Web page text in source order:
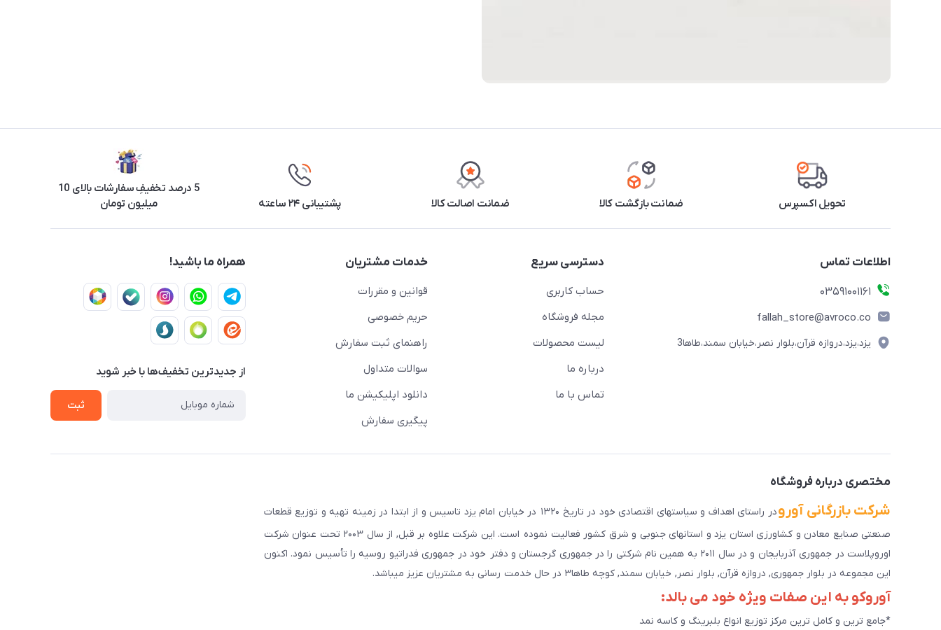
تحویل اکسپرس ضمانت بازگشت کالا ضمانت اصالت کالا پشتیبانی ۲۴ ساعته
5 درصد تخفیفِ سفارشات بالای 10
میلیون تومان
اطلاعات تماس
03591001161
fallah_store@avroco.co
یزد،یزد،دروازه قرآن،بلوار نصر،خیابان سمند،طاها3
دسترسی سریع
حساب کاربری
مجله فروشگاه
لیست محصولات
درباره ما
تماس با ما
خدمات مشتریان
قوانین و مقررات
حریم خصوصی
راهنمای ثبت سفارش
سوالات متداول
دانلود اپلیکیشن ما
پیگیری سفارش
همراه ما باشید!
از جدید‌ترین تخفیف‌ها با‌ خبر شوید
ثبت
مختصری درباره فروشگاه
شرکت بازرگانی آورو
در راستای اهداف و سیاستهای اقتصادی خود در تاریخ ۱۳۲۰ در خیابان امام یزد تاسیس و از ابتدا در زمینه تهیه و توزیع قطعات
صنعتی صنایع معادن و کشاورزی استان یزد و استانهای جنوبی و شرق کشور فعالیت نموده است. این شرکت علاوه بر قبل, از سال ۲۰۰۳ تحت عنوان شرکت
اوروپلاست در جمهوری آذربایجان و در سال ۲۰۱۱ به همین نام شرکتی را در جمهوری گرجستان و دفتر خود در جمهوری فدراتیو روسیه را تأسیس نمود. اکنون
این مجموعه در بلوار جمهوری, دروازه قرآن, بلوار نصر, خیابان سمند, کوچه طاها۳ در حال خدمت رسانی به مشتریان عزیز میباشد.
آوروکو به این صفات ویژه خود می بالد:
*جامع ترین و کامل ترین مرکز توزیع انواع بلبرینگ و کاسه نمد